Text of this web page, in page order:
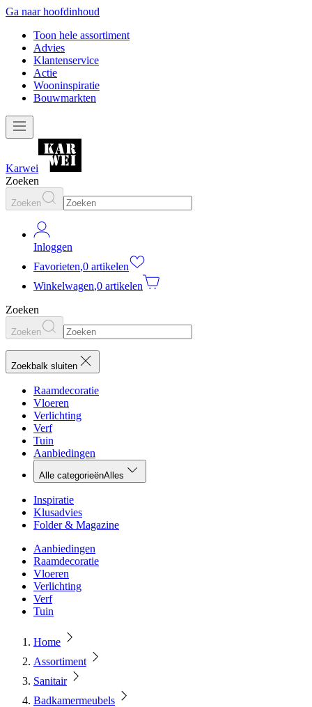
Ga naar hoofdinhoud
Toon hele assortiment
Advies
Klantenservice
Actie
Wooninspiratie
Bouwmarkten
Karwei
Zoeken
Zoeken
Inloggen
Favorieten,0 artikelen
Winkelwagen,0 artikelen
Zoeken
Zoeken
Zoekbalk sluiten
Raamdecoratie
Vloeren
Verlichting
Verf
Tuin
Aanbiedingen
Alle categorieënAlles
Inspiratie
Klusadvies
Folder & Magazine
Aanbiedingen
Raamdecoratie
Vloeren
Verlichting
Verf
Tuin
Home
Assortiment
Sanitair
Badkamermeubels